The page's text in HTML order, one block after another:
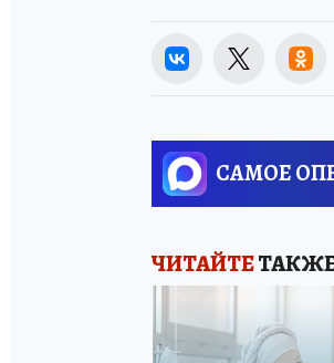
САМОЕ
ЧИТАЙТЕ